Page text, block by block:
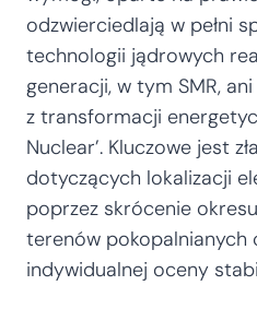
odzwierciedlają w pełni
technologii jądrowych
generacji, w tym SMR,
z transformacji
Nuclear’. Kluczowe jest
dotyczących lokalizacji
poprzez skrócenie
terenów pokopalnianych
indywidualnej oceny